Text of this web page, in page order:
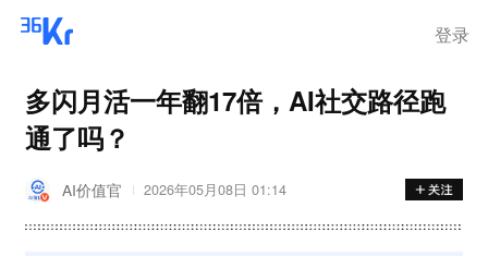
登录
多闪月活一年翻17倍，AI社交路径跑
通了吗？
AI价值官 2026年05月08日 01:14